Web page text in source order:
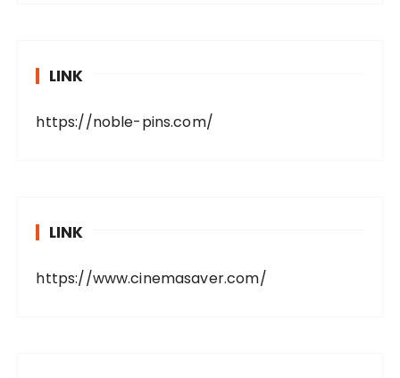
LINK
https://noble-pins.com/
LINK
https://www.cinemasaver.com/